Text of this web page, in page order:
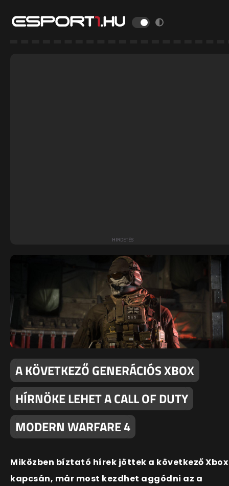
A KÖVETKEZŐ GENERÁCIÓS XBOX
HÍRNÖKE LEHET A CALL OF DUTY
MODERN WARFARE 4
Miközben bíztató hírek jöttek a következő Xbox
kapcsán, már most kezdhet aggódni az a